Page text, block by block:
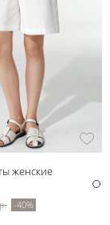
женские
-40%